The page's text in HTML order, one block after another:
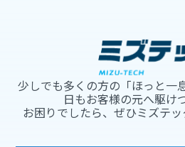
少しでも多くの方の「ほっと一
日もお客様の元へ駆け
お困りでしたら、ぜひミズテッ